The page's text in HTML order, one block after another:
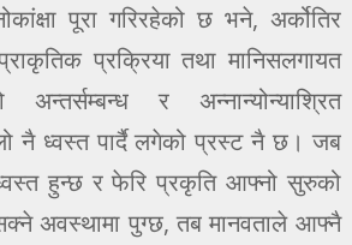
पूरा गरिरहेको छ भने, अर्कोतिर
प्रक्रिया तथा मानिसलगायत
अन्तर्सम्बन्ध र अन्नान्योन्याश्रित
नै ध्वस्त पार्दै लगेको प्रस्ट नै छ। जब
हुन्छ र फेरि प्रकृति आफ्नो सुरुको
अवस्थामा पुग्छ, तब मानवताले आफ्नै